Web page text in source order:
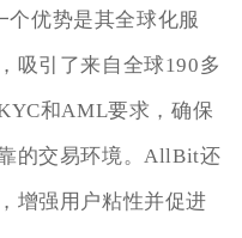
优势是其全球化服
吸引了来自全球190多
和AML要求，确保
的交易环境。AllBit还
增强用户粘性并促进